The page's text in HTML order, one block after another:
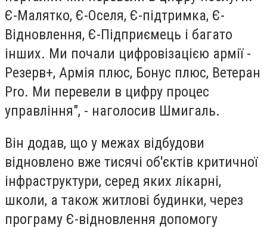
Є-Малятко, Є-Оселя, Є-підтримка, Є-
Відновлення, Є-Підприємець і багато
інших. Ми почали цифровізацією армії -
Резерв+, Армія плюс, Бонус плюс, Ветеран
Pro. Ми перевели в цифру процес
управління", - наголосив Шмигаль.
Він додав, що у межах відбудови
відновлено вже тисячі об'єктів критичної
інфраструктури, серед яких лікарні,
школи, а також житлові будинки, через
програму Є-відновлення допомогу